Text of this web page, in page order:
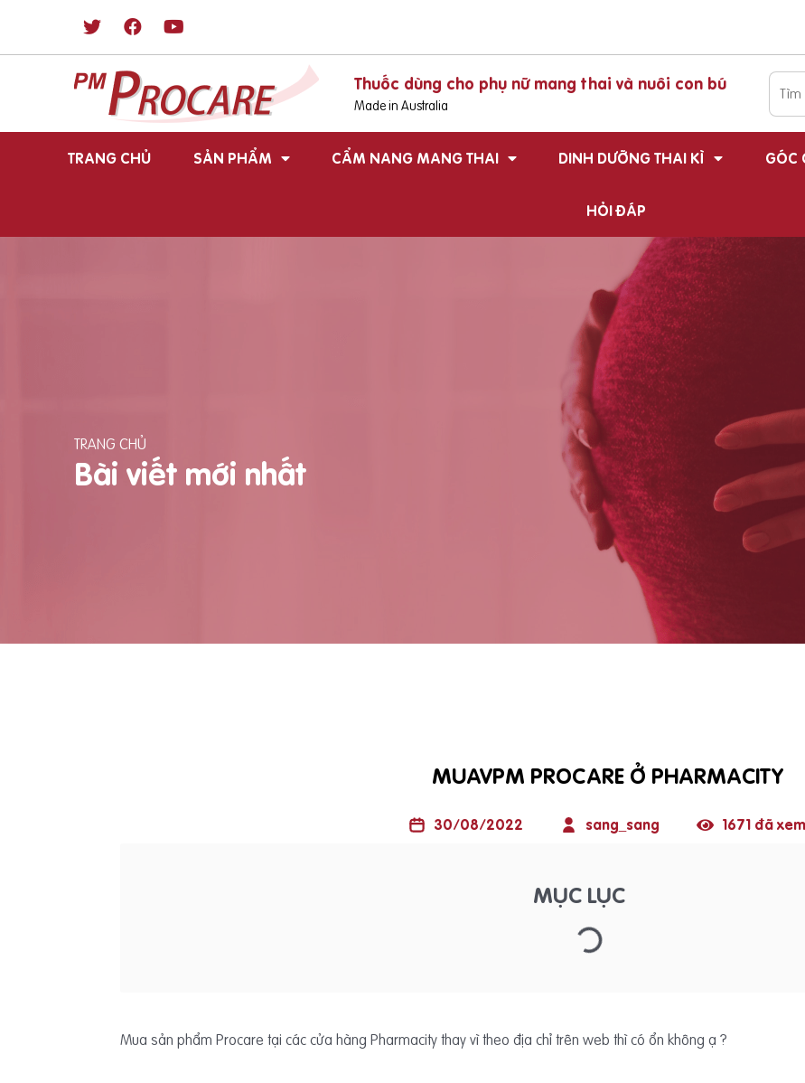
Thuốc dùng cho phụ nữ mang thai và nuôi con bú
Made in Australia
TRANG CHỦ SẢN PHẨM CẨM NANG MANG THAI DINH DƯỠNG THAI KÌ GÓC
HỎI ĐÁP
TRANG CHỦ
Bài viết mới nhất
MUAVPM PROCARE Ở PHARMACITY
30/08/2022 sang_sang 1671 đã xem
MỤC LỤC
Mua sản phẩm Procare tại các cửa hàng Pharmacity thay vì theo địa chỉ trên web thì có ổn không ạ ?